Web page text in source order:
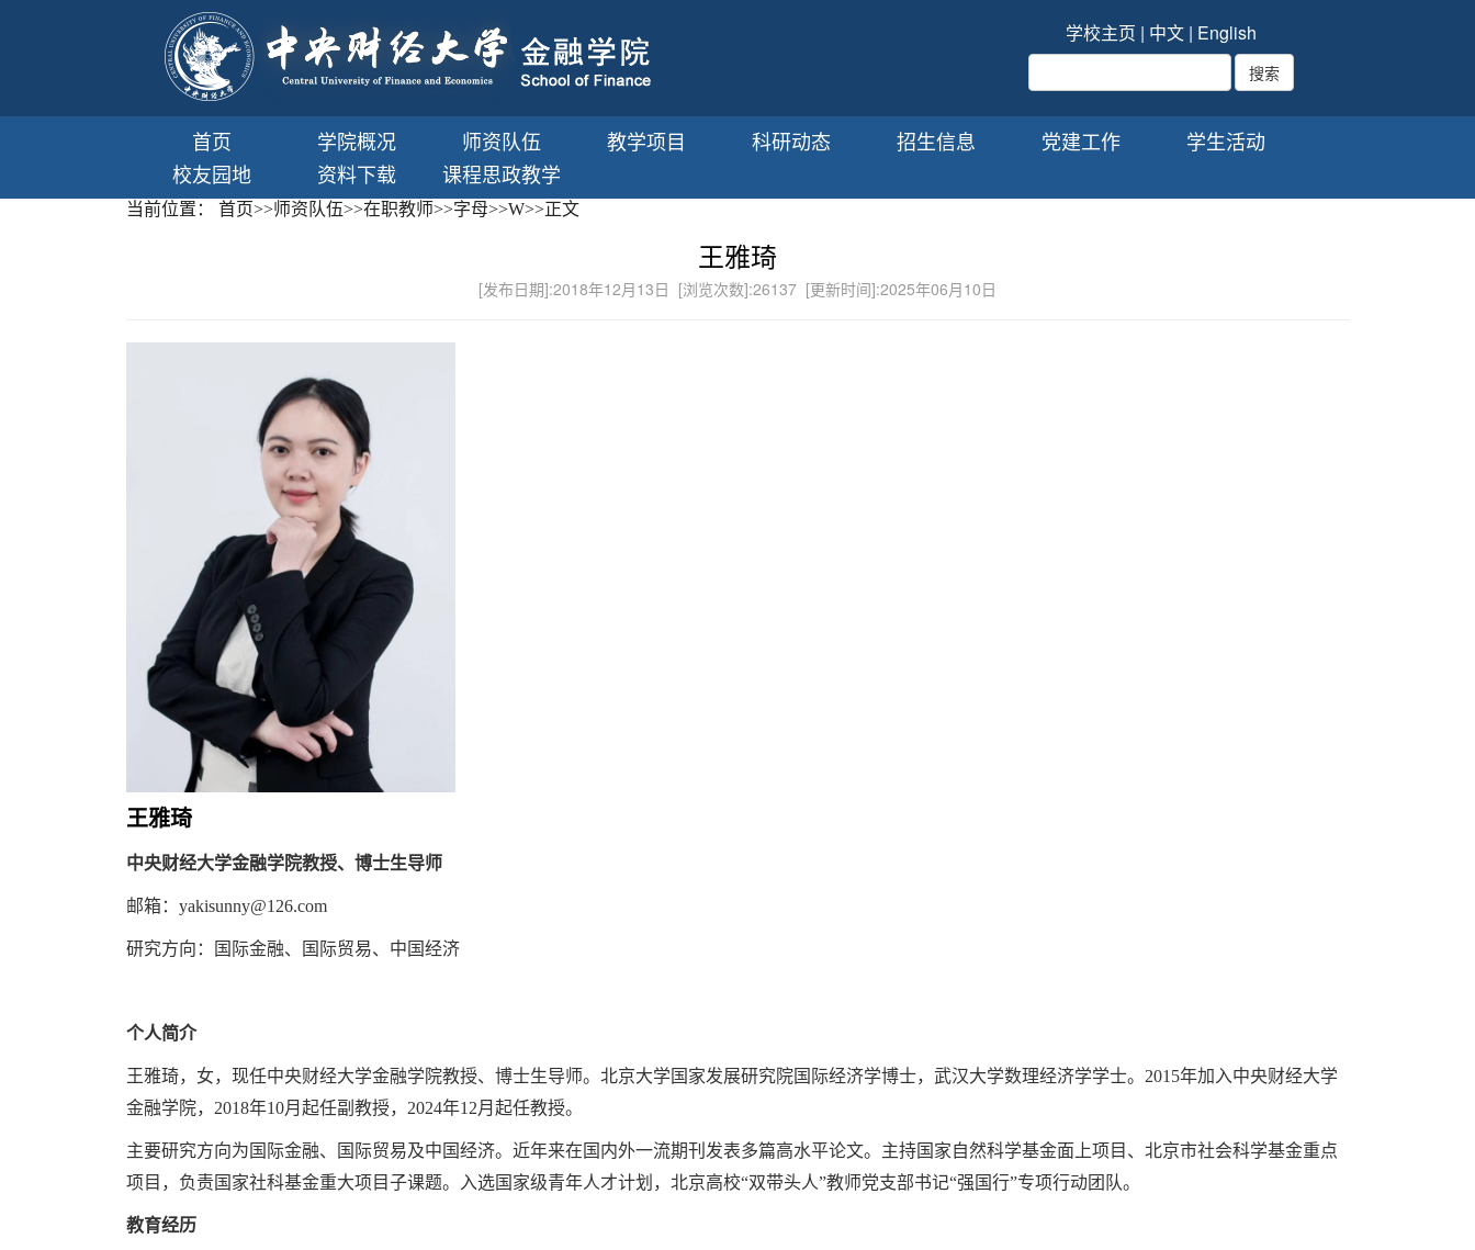
学校主页 | 中文 | English
首页 学院概况 师资队伍 教学项目 科研动态 招生信息 党建工作
学生活动
校友园地
资料下载 课程思政教学
当前位置： 首页>>师资队伍>>在职教师>>字母>>W>>正文
王雅琦
[发布日期]:2018年12月13日 [浏览次数]:26137 [更新时间]:2025年06月10日
王雅琦
中央财经大学金融学院教授、博士生导师
邮箱： yakisunny@126.com
研究方向：国际金融、国际贸易、中国经济
个人简介
王雅琦，女，现任中央财经大学金融学院教授、博士生导师。北京大学国家发展研究院国际经济学博士，武汉大学数理经济学学士。 2015年加入中央财经大学
金融学院， 2018年10月起任副教授， 2024年12月起任教授。
主要研究方向为国际金融、国际贸易及中国经济。近年来在国内外一流期刊发表多篇高水平论文。主持国家自然科学基金面上项目、北京市社会科学基金重点
项目，负责国家社科基金重大项目子课题。入选国家级青年人才计划，北京高校“双带头人”教师党支部书记“强国行”专项行动团队。
教育经历